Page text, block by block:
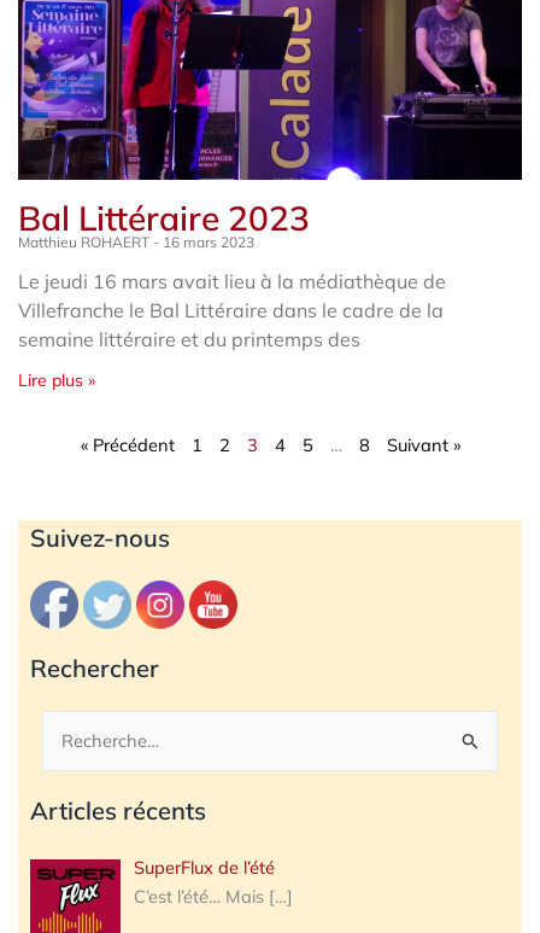
Bal Littéraire 2023
Matthieu ROHAERT 16 mars 2023
Le jeudi 16 mars avait lieu à la médiathèque de
Villefranche le Bal Littéraire dans le cadre de la
semaine littéraire et du printemps des
Lire plus »
« Précédent 1 2 3 4 5 … 8 Suivant »
Suivez-nous
Rechercher
Rechercher :
Articles récents
SuperFlux de l’été
C’est l’été… Mais […]
Archives